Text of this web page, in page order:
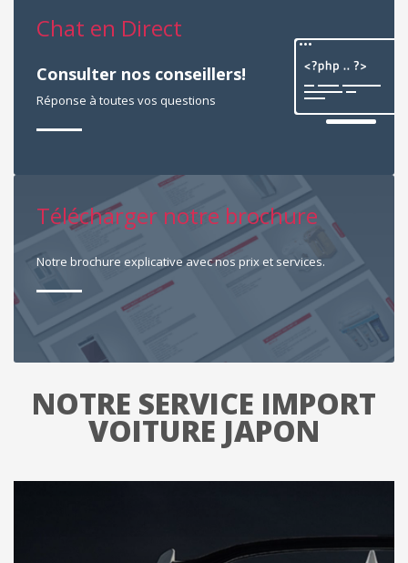
Chat en Direct
Consulter nos conseillers!
Réponse à toutes vos questions
Télécharger notre brochure
Notre brochure explicative avec nos prix et services.
NOTRE SERVICE IMPORT
VOITURE JAPON